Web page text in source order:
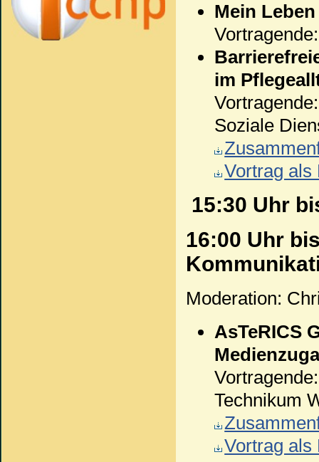
Mein
im
Soziale
Vortrag als
15:30 Uhr
16:00 Uhr
Moderation:
AsTeRICS
Technikum
Vortrag als